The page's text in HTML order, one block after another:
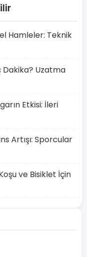
Hamleler: Teknik
Dakika? Uzatma
Etkisi: İleri
Artışı: Sporcular
ve Bisiklet İçin